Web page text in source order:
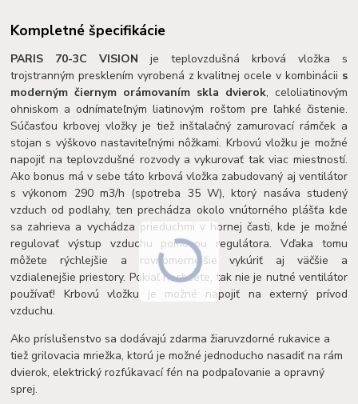
Kompletné špecifikácie
PARIS 70-3C VISION je teplovzdušná krbová vložka s
trojstranným presklením vyrobená z kvalitnej ocele v kombinácii s
moderným čiernym orámovaním skla dvierok, celoliatinovým
ohniskom a odnímateľným liatinovým roštom pre ľahké čistenie.
Súčasťou krbovej vložky je tiež inštalačný zamurovací rámček a
stojan s výškovo nastaviteľnými nôžkami. Krbovú vložku je možné
napojiť na teplovzdušné rozvody a vykurovať tak viac miestností.
Ako bonus má v sebe táto krbová vložka zabudovaný aj ventilátor
s výkonom 290 m3/h (spotreba 35 W), ktorý nasáva studený
vzduch od podlahy, ten prechádza okolo vnútorného plášťa kde
sa zahrieva a vychádza prieduchmi v hornej časti, kde je možné
regulovať výstup vzduchu pomocou regulátora. Vďaka tomu
môžete rýchlejšie a rovnomernejšie vykúriť aj väčšie a
vzdialenejšie priestory. Pokiaľ nechcete, tak nie je nutné ventilátor
používať! Krbovú vložku je možné napojiť na externý prívod
vzduchu.
Ako príslušenstvo sa dodávajú zdarma žiaruvzdorné rukavice a
tiež grilovacia mriežka, ktorú je možné jednoducho nasadiť na rám
dvierok, elektrický rozfúkavací fén na podpaľovanie a opravný
sprej.